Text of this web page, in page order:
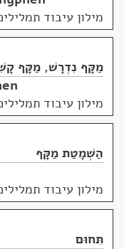
מילון עיבוד
מַקָּף נִדְרָשׁ, מַקָּף
מילון עיבוד
הַשְׁמָטַת מַקָּף
מילון עיבוד
תִּחוּם